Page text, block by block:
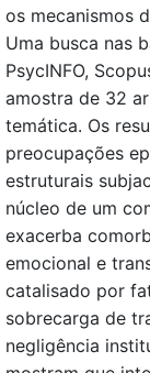
os mecanismos
Uma busca nas
PsycINFO,
amostra de 32
temática. Os
preocupações
estruturais
núcleo de um
exacerba
emocional e
catalisado por
sobrecarga de
negligência